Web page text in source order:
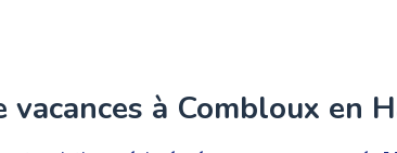
vacances à Combloux en